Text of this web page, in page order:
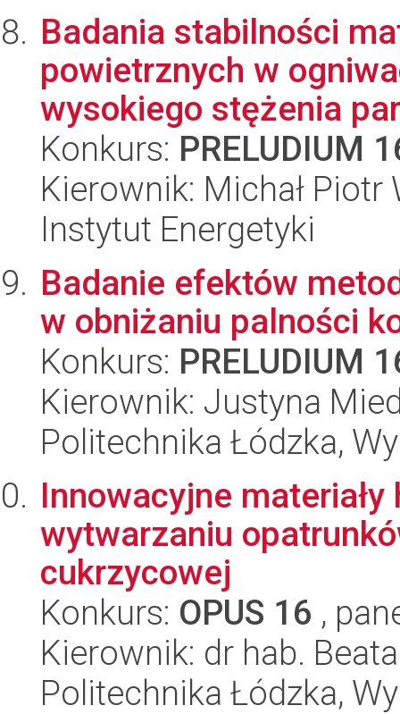
Badania stabilności
powietrznych w
wysokiego stężenia
Konkurs: PRELUDIUM
Kierownik: Michał Piotr
Instytut Energetyki
Badanie efektów
w obniżaniu palności
Konkurs: PRELUDIUM
Kierownik: Justyna
Politechnika Łódzka,
Innowacyjne
wytwarzaniu
cukrzycowej
Konkurs: OPUS 16 ,
Kierownik: dr hab.
Politechnika Łódzka,